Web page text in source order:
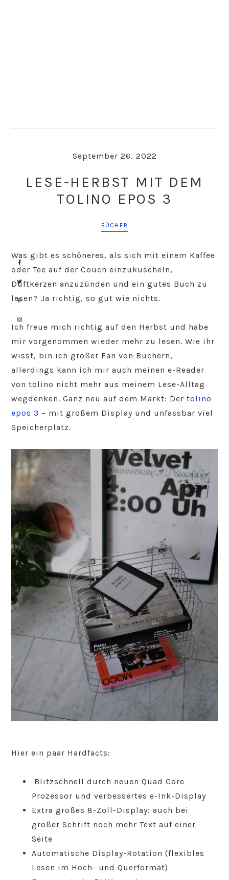
September 26, 2022
LESE-HERBST MIT DEM
TOLINO EPOS 3
BÜCHER
Was gibt es schöneres, als sich mit einem Kaffee
oder Tee auf der Couch einzukuscheln,
Duftkerzen anzuzünden und ein gutes Buch zu
lesen? Ja richtig, so gut wie nichts.
Ich freue mich richtig auf den Herbst und habe
mir vorgenommen wieder mehr zu lesen. Wie ihr
wisst, bin ich großer Fan von Büchern,
allerdings kann ich mir auch meinen e-Reader
von tolino nicht mehr aus meinem Lese-Alltag
wegdenken. Ganz neu auf dem Markt: Dertolino
epos 3 – mit großem Display und unfassbar viel
Speicherplatz.
Hier ein paar Hardfacts:
Blitzschnell durch neuen Quad Core
Prozessor und verbessertes e-Ink-Display
Extra großes 8-Zoll-Display: auch bei
großer Schrift noch mehr Text auf einer
Seite
Automatische Display-Rotation (flexibles
Lesen im Hoch- und Querformat)